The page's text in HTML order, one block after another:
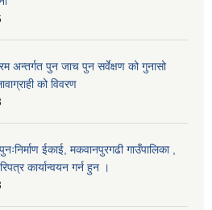
अन्तर्गत पुन जाच पुन सर्वेक्षण को गुनासो
को विवरण
ईकाई, मकवानपुरगढी गाउँपालिका ,
कार्यान्वयन गर्न हुन ।